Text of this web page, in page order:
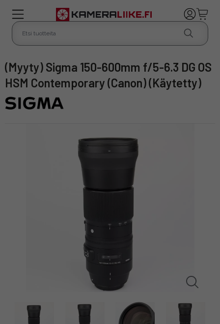
(Myyty) Sigma 150-600mm f/5-6.3 DG OS
HSM Contemporary (Canon) (Käytetty)